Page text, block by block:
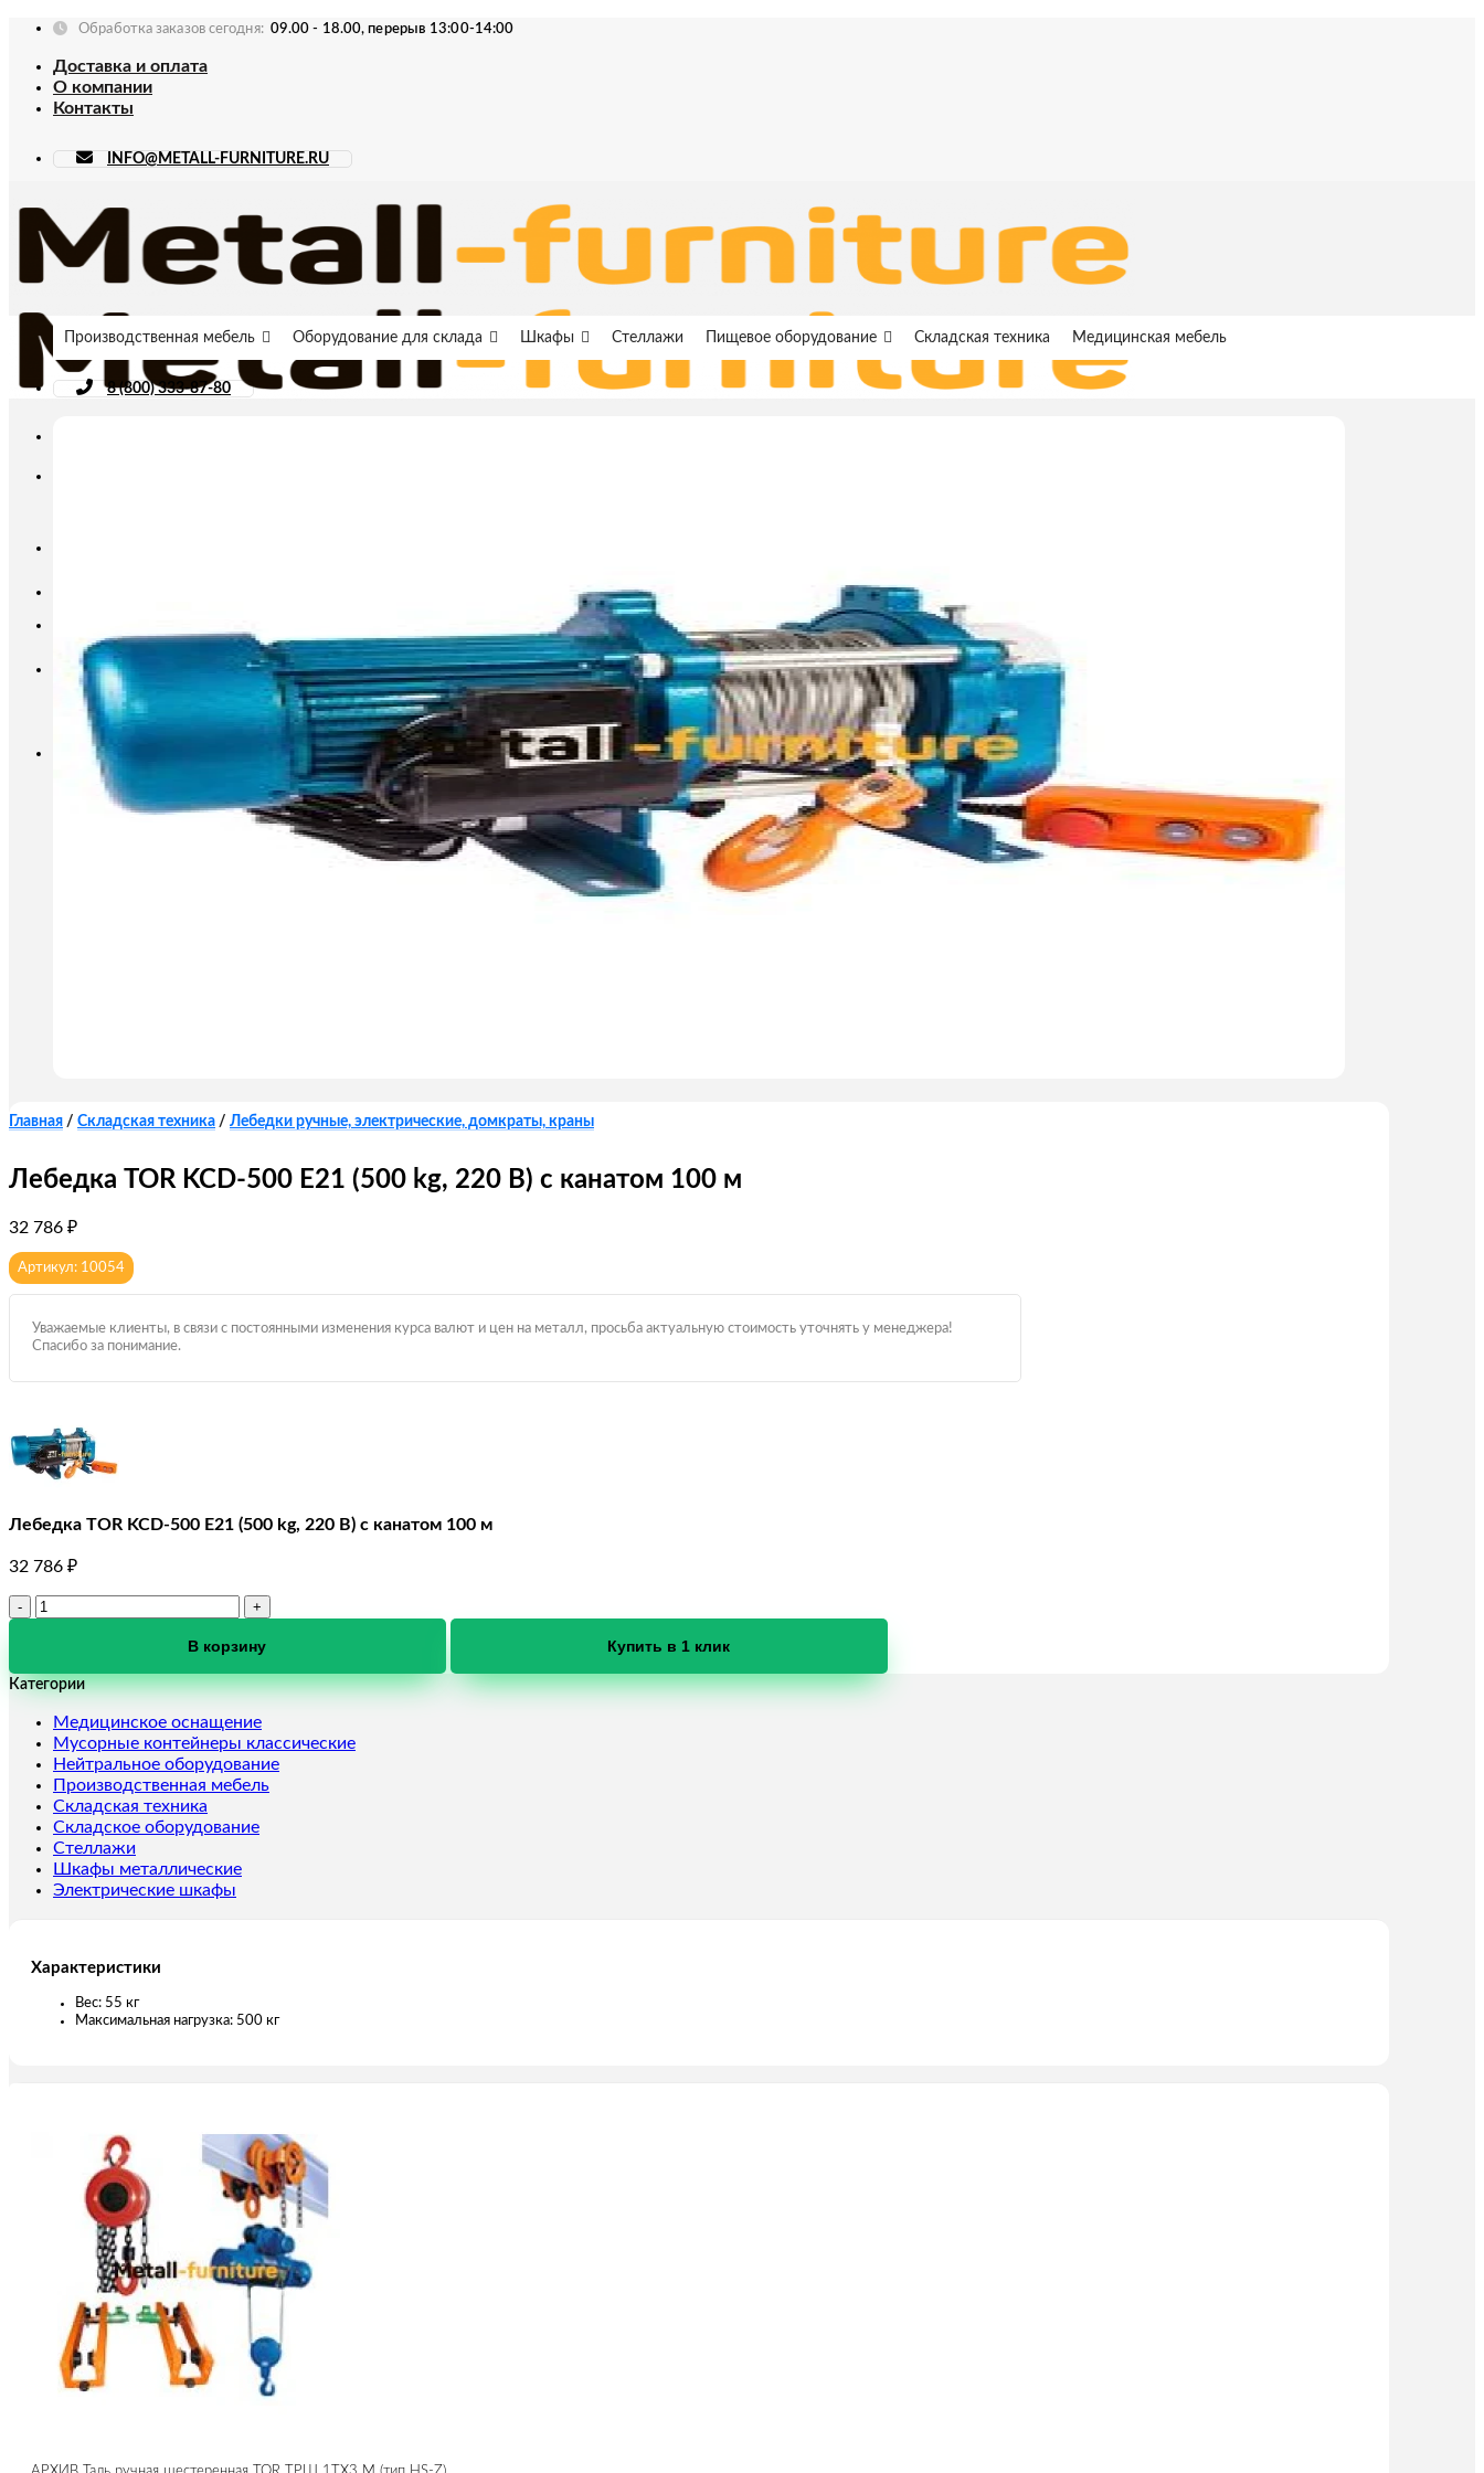
Skip
content
Обработка заказов сегодня: 09.00 - 18.00, перерыв 13:00-14:00
Доставка и оплата
О компании
Контакты
INFO@METALL-FURNITURE.RU
Корзина
Корзина пуста.
Производственная мебель Оборудование для склада Шкафы Стеллажи Пищевое оборудование Складская техника Медицинская мебель
8 (800) 333-87-80
Главная / Складская техника / Лебедки ручные, электрические, домкраты, краны
Лебедка TOR KCD-500 E21 (500 kg, 220 В) с канатом 100 м
32 786 ₽
Артикул: 10054
Уважаемые клиенты, в связи с постоянными изменения курса валют и цен на металл, просьба актуальную стоимость уточнять у менеджера!
Спасибо за понимание.
Лебедка TOR KCD-500 E21 (500 kg, 220 В) с канатом 100 м
32 786 ₽
Количество
KCD-
E21
(500
kg,
220
В)
с
канатом
100
м
В корзину Купить в 1 клик
Категории
Медицинское оснащение
Мусорные контейнеры классические
Нейтральное оборудование
Производственная мебель
Складская техника
Складское оборудование
Стеллажи
Шкафы металлические
Электрические шкафы
Характеристики
Вес: 55 кг
Максимальная нагрузка: 500 кг